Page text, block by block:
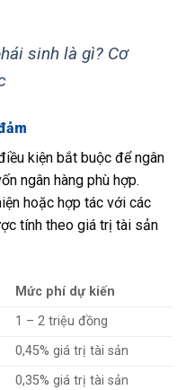
sinh là gì? Cơ
kiện bắt buộc để ngân
ngân hàng phù hợp.
hoặc hợp tác với các
tính theo giá trị tài sản
Mức phí dự kiến
1 – 2 triệu đồng
0,45% giá trị tài sản
0,35% giá trị tài sản